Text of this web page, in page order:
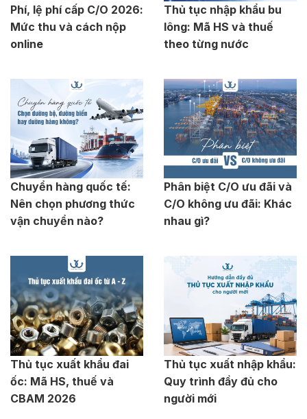
Phí, lệ phí cấp C/O 2026:
Mức thu và cách nộp
online
Thủ tục nhập khẩu bu
lông: Mã HS và thuế
theo từng nước
Chuyển hàng quốc tế:
Nên chọn phương thức
vận chuyển nào?
Phân biệt C/O ưu đãi và
C/O không ưu đãi: Khác
nhau gì?
Thủ tục xuất khẩu đai
ốc: Mã HS, thuế và
CBAM 2026
Thủ tục xuất nhập khẩu:
Quy trình đầy đủ cho
người mới